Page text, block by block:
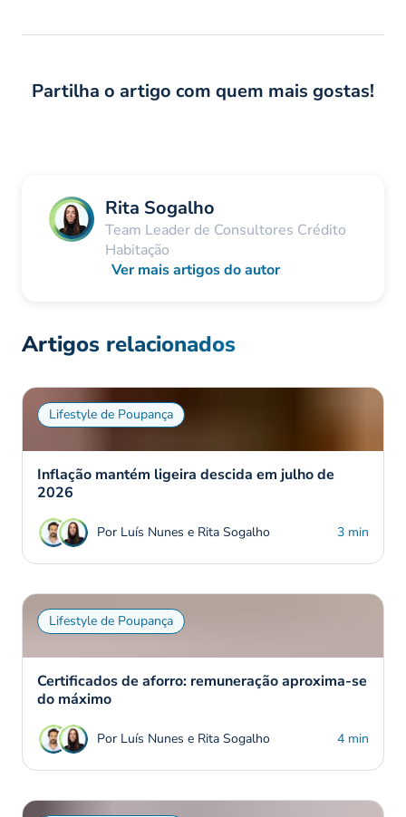
Partilha o artigo com quem mais gostas!
Rita Sogalho
Team Leader de Consultores Crédito
Habitação
Ver mais artigos do autor
Artigos relacionados
Lifestyle de Poupança
Inflação mantém ligeira descida em julho de
2026
Por Luís Nunes e Rita Sogalho 3 min
Lifestyle de Poupança
Certificados de aforro: remuneração aproxima-se
do máximo
Por Luís Nunes e Rita Sogalho 4 min